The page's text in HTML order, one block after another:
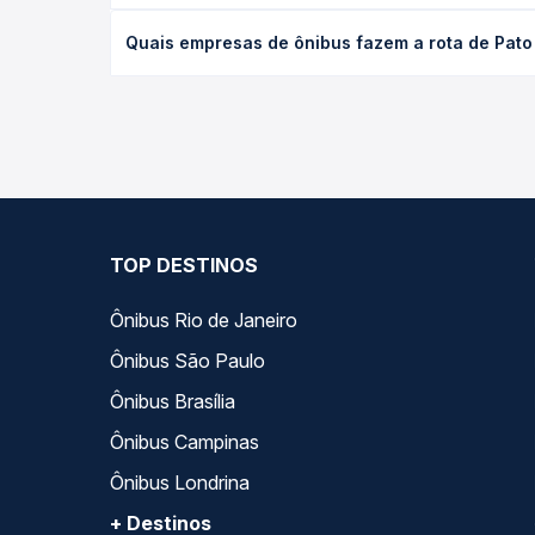
antecedência da compra. Na Quero Passagem
Quais empresas de ônibus fazem a rota de
TOP DESTINOS
Ônibus Rio de Janeiro
Ônibus São Paulo
Ônibus Brasília
Ônibus Campinas
Ônibus Londrina
+ Destinos